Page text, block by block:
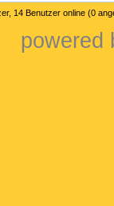
14 Benutzer online (0
powered